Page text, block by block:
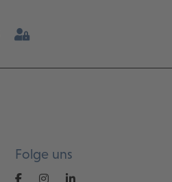
Folge uns